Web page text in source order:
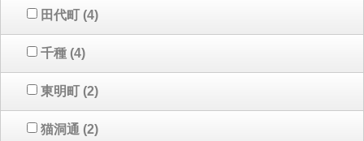
田代町 (4)
千種 (4)
東明町 (2)
猫洞通 (2)